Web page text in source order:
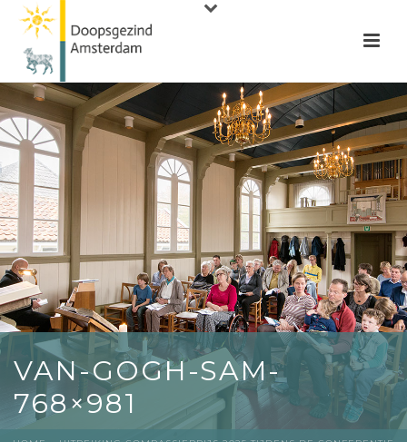
VAN-GOGH-SAM-
768×981